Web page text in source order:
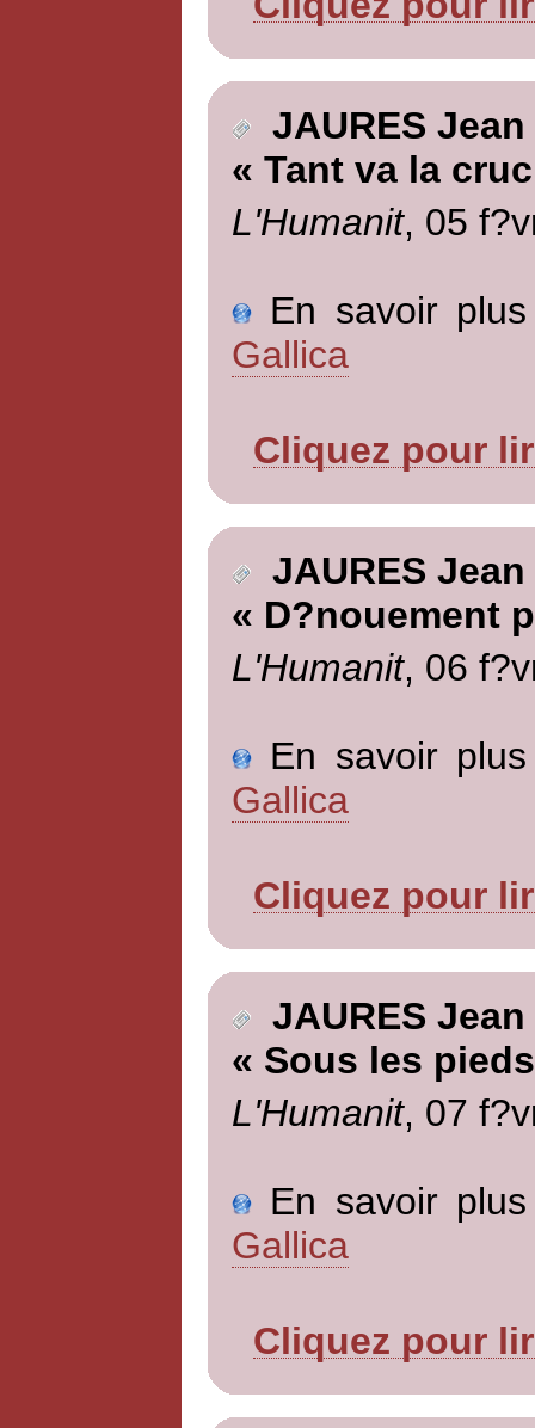
JAURES Jean
« Tant va la
L'Humanit, 05
En savoir
Gallica
Cliquez pour
JAURES Jean
« D?nouement
L'Humanit, 06
En savoir
Gallica
Cliquez pour
JAURES Jean
« Sous les
L'Humanit, 07
En savoir
Gallica
Cliquez pour